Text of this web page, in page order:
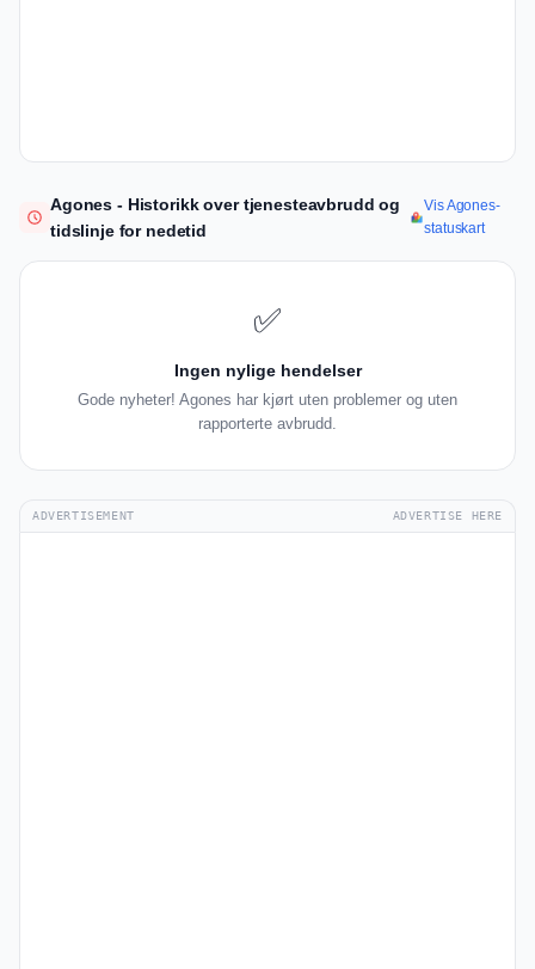
Agones - Historikk over tjenesteavbrudd og
tidslinje for nedetid
Vis Agones-
statuskart
✅
Ingen nylige hendelser
Gode nyheter! Agones har kjørt uten problemer og uten
rapporterte avbrudd.
ADVERTISEMENT ADVERTISE HERE